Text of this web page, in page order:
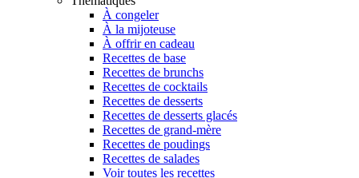
À congeler
À la mijoteuse
À offrir en cadeau
Recettes de base
Recettes de brunchs
Recettes de cocktails
Recettes de desserts
Recettes de desserts glacés
Recettes de grand-mère
Recettes de poudings
Recettes de salades
Voir toutes les recettes